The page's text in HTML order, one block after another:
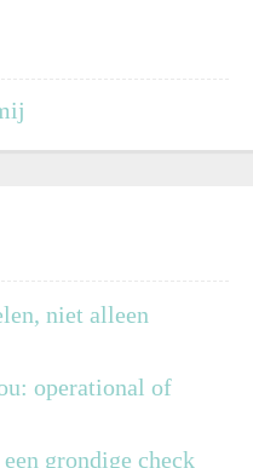
niet alleen
operational of
grondige check